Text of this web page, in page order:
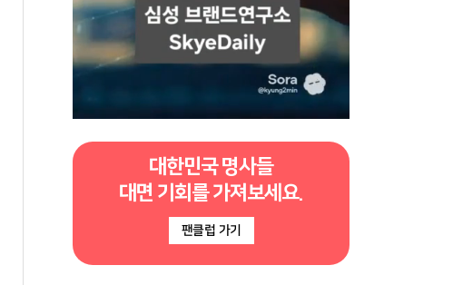
대한민국 명사들
대면 기회를 가져보세요.
팬클럽 가기